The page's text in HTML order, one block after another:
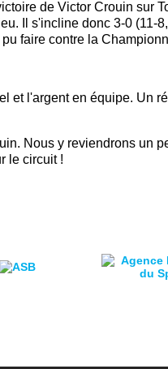
de Victor Crouin sur
Il s'incline donc 3-0 (11-
faire contre la
l'argent en équipe. Un
Nous y reviendrons un
le circuit !